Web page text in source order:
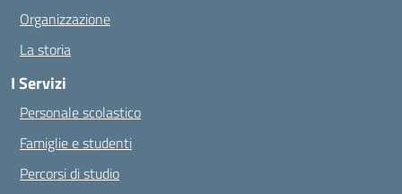
Organizzazione
La storia
I Servizi
Personale scolastico
Famiglie e studenti
Percorsi di studio